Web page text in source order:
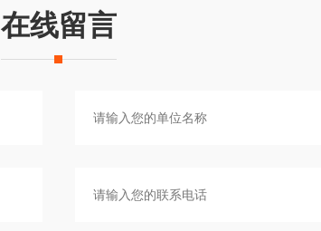
在线留言